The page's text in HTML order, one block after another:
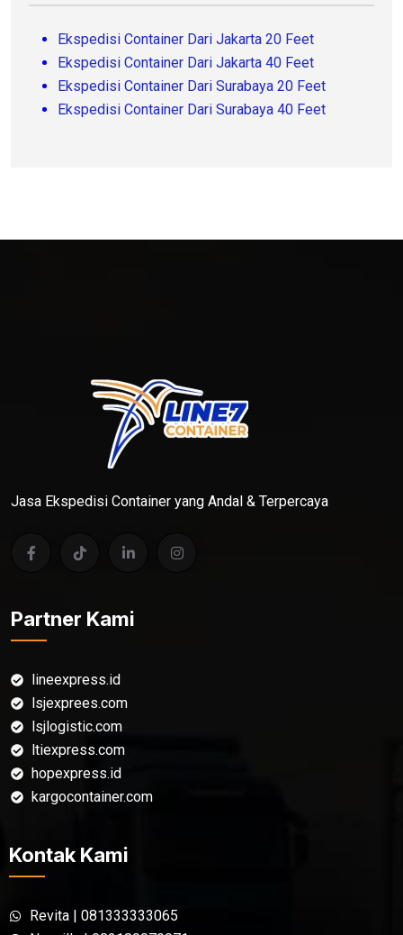
Ekspedisi Container Dari Jakarta 20 Feet
Ekspedisi Container Dari Jakarta 40 Feet
Ekspedisi Container Dari Surabaya 20 Feet
Ekspedisi Container Dari Surabaya 40 Feet
Jasa Ekspedisi Container yang Andal & Terpercaya
Partner Kami
lineexpress.id
lsjexprees.com
lsjlogistic.com
ltiexpress.com
hopexpress.id
kargocontainer.com
Kontak Kami
Revita | 081333333065